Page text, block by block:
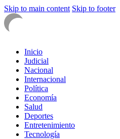
Skip to main content Skip to footer
Inicio
Judicial
Nacional
Internacional
Política
Economía
Salud
Deportes
Entretenimiento
Tecnología